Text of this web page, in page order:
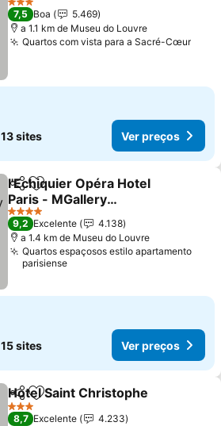
Ver preços
3 Estrelas
7,5 Boa
5.469
a 1.1 km de Museu do Louvre
Quartos com vista para a Sacré-CœurVer
13 sites Ver preços
PartilharAdicionar aos favoritos
l'Echiquier Opéra Hotel
Paris - MGallery
Collection
Ver preços
4 Estrelas
9,2 Excelente
4.138
a 1.4 km de Museu do Louvre
Quartos espaçosos estilo apartamento
parisiense
15 sites Ver preços
PartilharAdicionar aos favoritos
Hotel Saint Christophe
3 Estrelas
8,7 Excelente
4.233